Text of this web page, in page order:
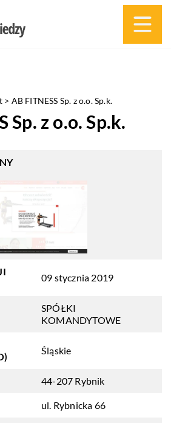
> AB FITNESS Sp. z o.o. Sp.k.
Sp. z o.o. Sp.k.
09 stycznia 2019
SPÓŁKI
KOMANDYTOWE
Śląskie
44-207 Rybnik
ul. Rybnicka 66